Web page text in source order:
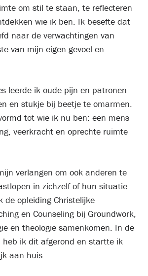
om stil te staan, te reflecteren
wie ik ben. Ik besefte dat
naar de verwachtingen van
van mijn eigen gevoel en
leerde ik oude pijn en patronen
en stukje bij beetje te omarmen.
tot wie ik nu ben: een mens
veerkracht en oprechte ruimte
verlangen om ook anderen te
in zichzelf of hun situatie.
de opleiding Christelijke
en Counseling bij Groundwork,
en theologie samenkomen. In de
ik dit afgerond en startte ik
aan huis.